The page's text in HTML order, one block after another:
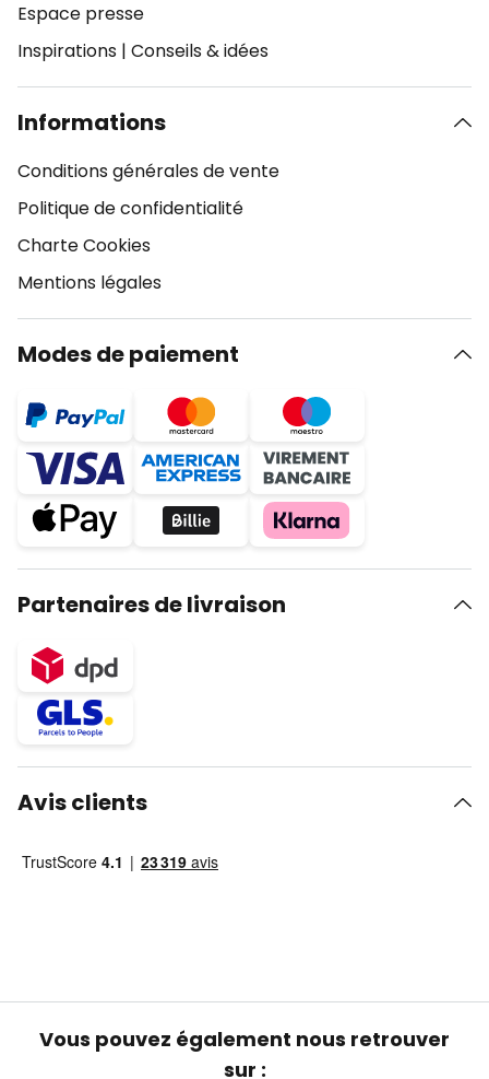
Espace presse
Inspirations | Conseils & idées
Informations
Conditions générales de vente
Politique de confidentialité
Charte Cookies
Mentions légales
Modes de paiement
Partenaires de livraison
Avis clients
Vous pouvez également nous retrouver
sur :